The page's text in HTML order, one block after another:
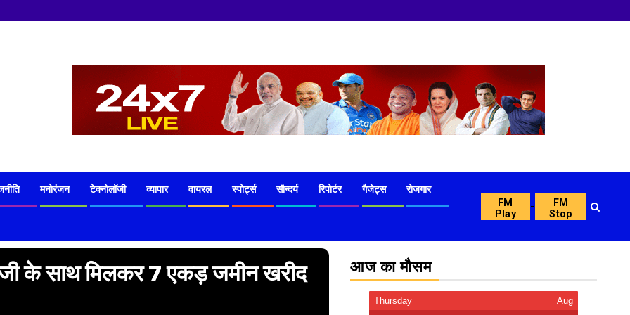
मनोरंजन टेक्नोलॉजी व्यापार वायरल स्पोर्ट्स सौन्दर्य रिपोर्टर गैजेट्स रोजगार
FM
Play
-
FM
Stop
के साथ मिलकर 7 एकड़ जमीन खरीद
आज का मौसम
Thursday Aug